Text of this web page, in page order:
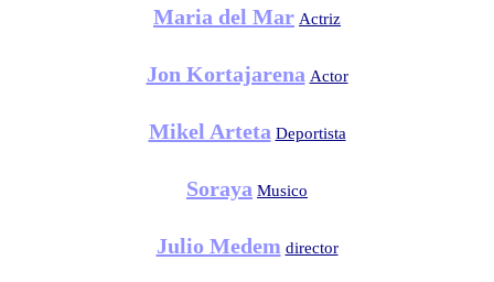
Maria del Mar Actriz
Jon Kortajarena Actor
Mikel Arteta Deportista
Soraya Musico
Julio Medem director